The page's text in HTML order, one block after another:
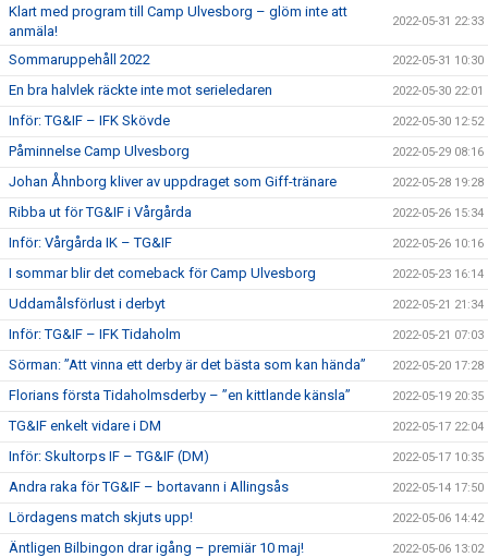
Klart med program till Camp Ulvesborg – glöm inte att
anmäla!
2022-05-31 22:33
Sommaruppehåll 2022 2022-05-31 10:30
En bra halvlek räckte inte mot serieledaren 2022-05-30 22:01
Inför: TG&IF – IFK Skövde 2022-05-30 12:52
Påminnelse Camp Ulvesborg 2022-05-29 08:16
Johan Åhnborg kliver av uppdraget som Giff-tränare 2022-05-28 19:28
Ribba ut för TG&IF i Vårgårda 2022-05-26 15:34
Inför: Vårgårda IK – TG&IF 2022-05-26 10:16
I sommar blir det comeback för Camp Ulvesborg 2022-05-23 16:14
Uddamålsförlust i derbyt 2022-05-21 21:34
Inför: TG&IF – IFK Tidaholm 2022-05-21 07:03
Sörman: ”Att vinna ett derby är det bästa som kan hända” 2022-05-20 17:28
Florians första Tidaholmsderby – ”en kittlande känsla” 2022-05-19 20:35
TG&IF enkelt vidare i DM 2022-05-17 22:04
Inför: Skultorps IF – TG&IF (DM) 2022-05-17 10:35
Andra raka för TG&IF – bortavann i Allingsås 2022-05-14 17:50
Lördagens match skjuts upp! 2022-05-06 14:42
Äntligen Bilbingon drar igång – premiär 10 maj! 2022-05-06 13:02